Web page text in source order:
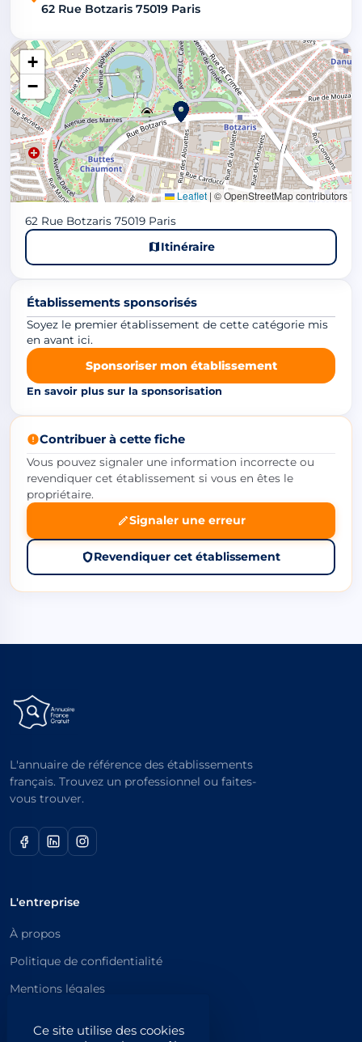
Ce site utilise des cookies
62 Rue Botzaris 75019 Paris
+
−
Leaflet | © OpenStreetMap contributors
62 Rue Botzaris 75019 Paris
Itinéraire
Établissements sponsorisés
Soyez le premier établissement de cette catégorie mis
en avant ici.
Sponsoriser mon établissement
En savoir plus sur la sponsorisation
Contribuer à cette fiche
Vous pouvez signaler une information incorrecte ou
revendiquer cet établissement si vous en êtes le
propriétaire.
Signaler une erreur
Revendiquer cet établissement
L'annuaire de référence des établissements
français. Trouvez un professionnel ou faites-
vous trouver.
L'entreprise
À propos
Politique de confidentialité
Mentions légales
Catégories principales